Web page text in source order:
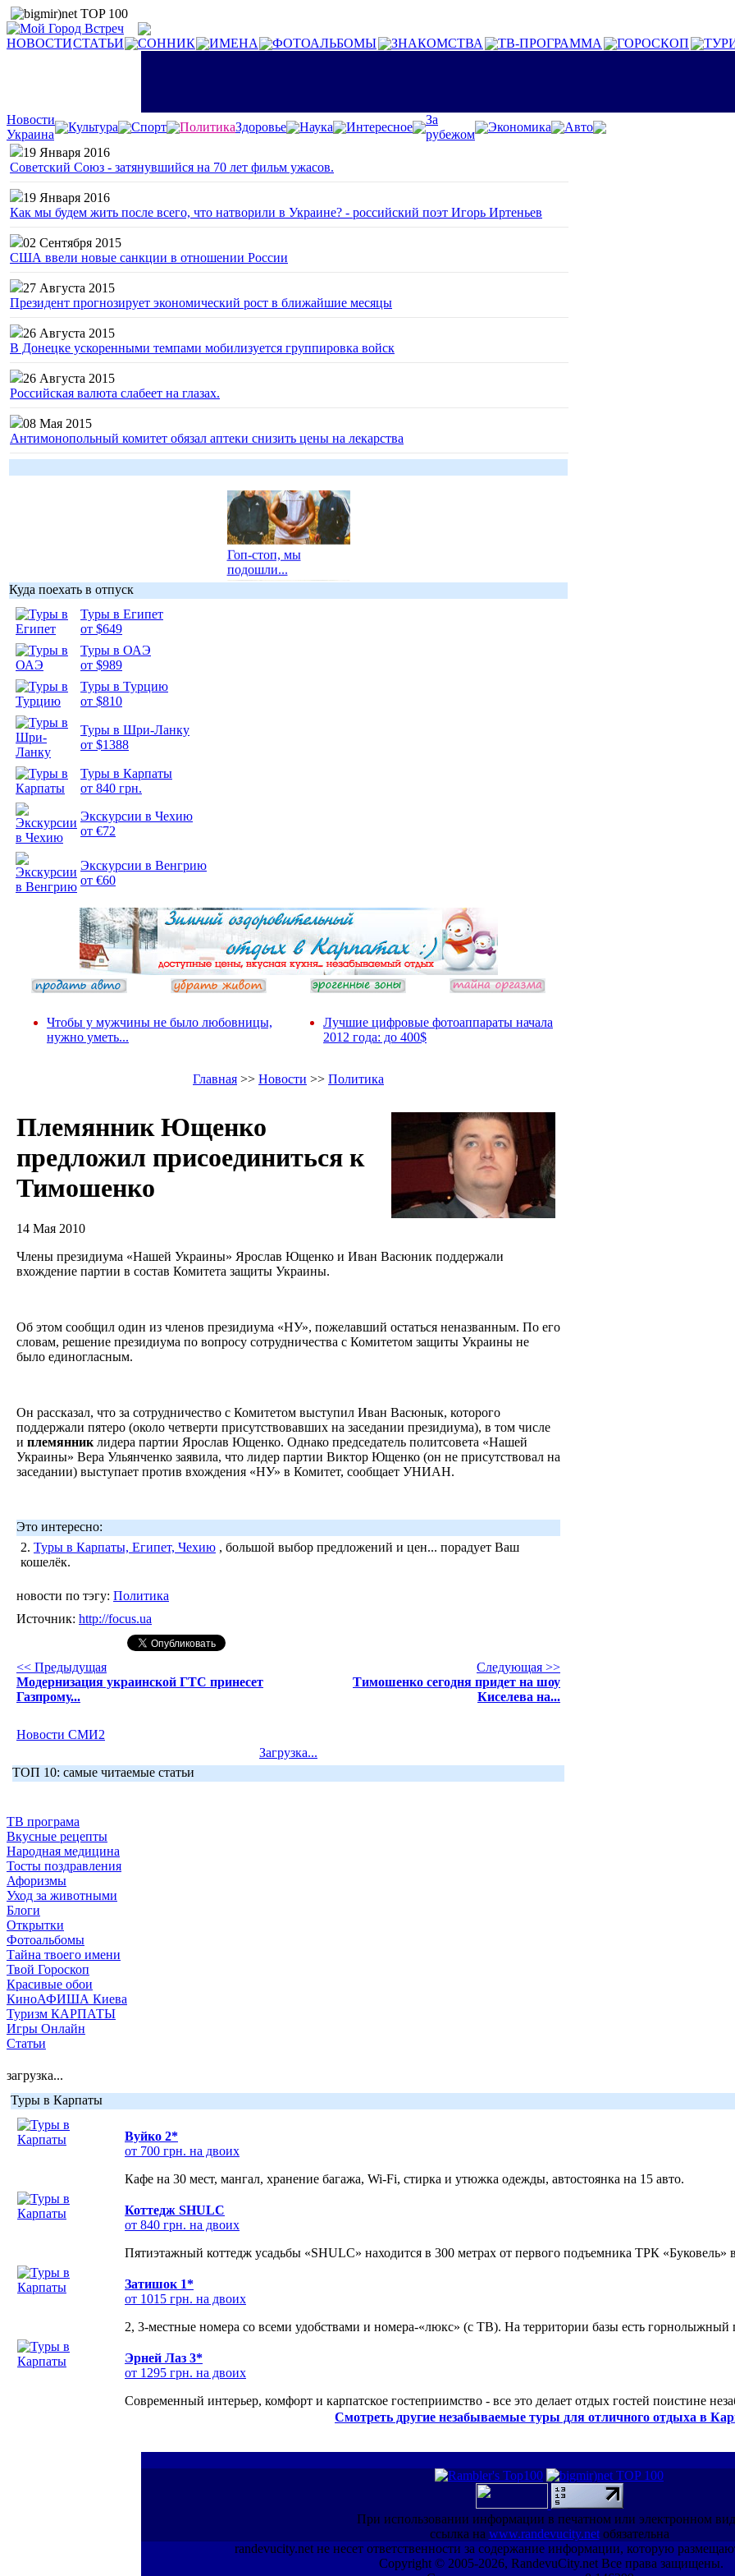
НОВОСТИСТАТЬИ СОННИК ИМЕНА ФОТОАЛЬБОМЫ ЗНАКОМСТВА ТВ-ПРОГРАММА ГОРОСКОП
Новости
Украина
Культура Спорт ПолитикаЗдоровье Наука Интересное
За
рубежом
Экономика
Авто
19 Января 2016
Советский Союз - затянувшийся на 70 лет фильм ужасов.
19 Января 2016
Как мы будем жить после всего, что натворили в Украине? - российский поэт Игорь Иртеньев
02 Сентября 2015
США ввели новые санкции в отношении России
27 Августа 2015
Президент прогнозирует экономический рост в ближайшие месяцы
26 Августа 2015
В Донецке ускоренными темпами мобилизуется группировка войск
26 Августа 2015
Российская валюта слабеет на глазах.
08 Мая 2015
Антимонопольный комитет обязал аптеки снизить цены на лекарства
Гоп-стоп, мы
подошли...
Куда поехать в отпуск
Туры в Египет
от $649
Туры в ОАЭ
от $989
Туры в Турцию
от $810
Туры в Шри-Ланку
от $1388
Туры в Карпаты
от 840 грн.
Экскурсии в Чехию
от €72
Экскурсии в Венгрию
от €60
Чтобы у мужчины не было любовницы,
нужно уметь...
Лучшие цифровые фотоаппараты начала
2012 года: до 400$
Главная >> Новости >> Политика
Племянник Ющенко
предложил присоединиться к
Тимошенко
14 Мая 2010
Члены президиума «Нашей Украины» Ярослав Ющенко и Иван Васюник поддержали
вхождение партии в состав Комитета защиты Украины.
Об этом сообщил один из членов президиума «НУ», пожелавший остаться неназванным. По его
словам, решение президиума по вопросу сотрудничества с Комитетом защиты Украины не
было единогласным.
Он рассказал, что за сотрудничество с Комитетом выступил Иван Васюнык, которого
поддержали пятеро (около четверти присутствовавших на заседании президиума), в том числе
и племянник лидера партии Ярослав Ющенко. Однако председатель политсовета «Нашей
Украины» Вера Ульянченко заявила, что лидер партии Виктор Ющенко (он не присутствовал на
заседании) выступает против вхождения «НУ» в Комитет, сообщает УНИАН.
Это интересно:
2. Туры в Карпаты, Египет, Чехию , большой выбор предложений и цен... порадует Ваш
кошелёк.
новости по тэгу: Политика
Источник: http://focus.ua
<< Предыдущая
Модернизация украинской ГТС принесет
Газпрому...
Следующая >>
Тимошенко сегодня придет на шоу
Киселева на...
Новости СМИ2
Загрузка...
ТОП 10: самые читаемые статьи
ТВ програма
Вкусные рецепты
Народная медицина
Тосты поздравления
Афоризмы
Уход за животными
Блоги
Открытки
Фотоальбомы
Тайна твоего имени
Твой Гороскоп
Красивые обои
КиноАФИША Киева
Туризм КАРПАТЫ
Игры Онлайн
Статьи
загрузка...
Туры в Карпаты
Вуйко 2*
от 700 грн. на двоих
Кафе на 30 мест, мангал, хранение багажа, Wi-Fi, стирка и утюжка одежды, автостоянка на 15 авто.
Коттедж SHULC
от 840 грн. на двоих
Пятиэтажный коттедж усадьбы «SHULC» находится в 300 метрах от первого подъемника ТРК «Буковель»
Затишок 1*
от 1015 грн. на двоих
2, 3-местные номера со всеми удобствами и номера-«люкс» (с ТВ). На территории базы есть горнолыжный
Эрней Лаз 3*
от 1295 грн. на двоих
Современный интерьер, комфорт и карпатское гостеприимство - все это делает отдых гостей поистине
Смотреть другие незабываемые туры для отличного отдыха в
При использовании информации в печатном или электронном
ссылка на www.randevucity.netобязательна
randevucity.net не несет ответственности за содержание информации, которую
Copyright © 2005-2026, RandevuCity.net Все права защищены.